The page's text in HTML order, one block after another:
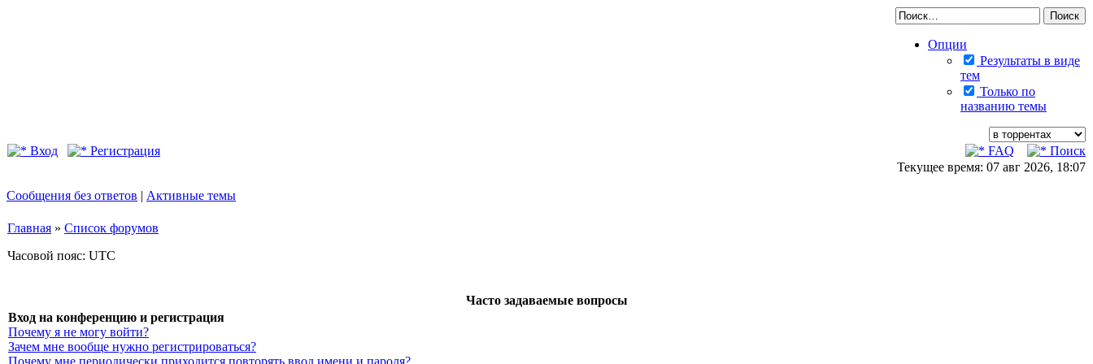
Опции
Результаты в виде
тем
Только по
названию темы
Вход Регистрация FAQ
Поиск
Текущее время: 07 авг 2026, 18:07
Сообщения без ответов | Активные темы
Главная » Список форумов
Часовой пояс: UTC
Часто задаваемые вопросы
Вход на конференцию и регистрация
Почему я не могу войти?
Зачем мне вообще нужно регистрироваться?
Почему мне периодически приходится повторять ввод имени и пароля?